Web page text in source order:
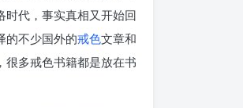
时代，事实真相又开始回
的不少国外的戒色文章和
很多戒色书籍都是放在书